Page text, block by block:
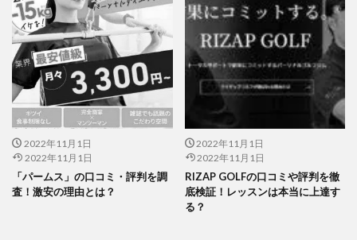
2022年11月1日
2022年11月1日
「パームス」の口コミ・評判を調
査！激安の理由とは？
2022年11月1日
2022年11月1日
RIZAP GOLFの口コミや評判を徹
底検証！レッスンは本当に上達す
る？